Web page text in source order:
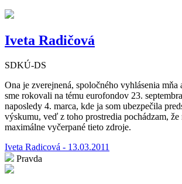
Iveta Radičová
SDKÚ-DS
Ona je zverejnená, spoločného vyhlásenia
sme rokovali na tému eurofondov 23.
naposledy 4. marca, kde ja som ubezpečila
výskumu, veď z toho prostredia pochádzam, že
maximálne vyčerpané tieto zdroje.
Iveta Radicová - 13.03.2011
Pravda